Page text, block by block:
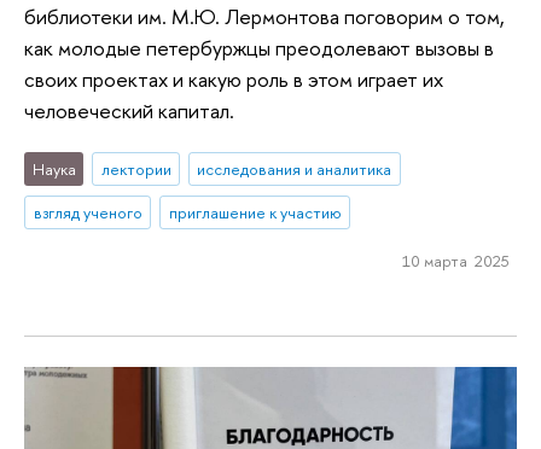
библиотеки им. М.Ю. Лермонтова поговорим о том,
как молодые петербуржцы преодолевают вызовы в
своих проектах и какую роль в этом играет их
человеческий капитал.
Наука лектории
исследования и аналитика
взгляд ученого
приглашение к участию
10 марта 2025